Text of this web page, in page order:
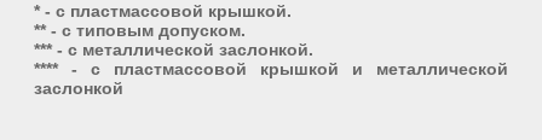
* - с пластмассовой крышкой.
** - с типовым допуском.
*** - с металлической заслонкой.
**** - с пластмассовой крышкой и металлической
заслонкой